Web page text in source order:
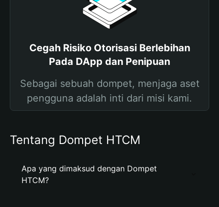
Cegah Risiko Otorisasi Berlebihan
Pada DApp dan Penipuan
Sebagai sebuah dompet, menjaga aset
pengguna adalah inti dari misi kami.
Tentang Dompet HTCM
Apa yang dimaksud dengan Dompet
HTCM?